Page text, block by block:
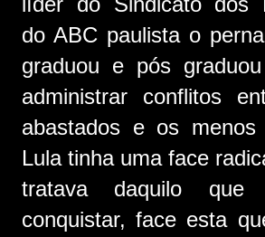
do ABC paulista o
graduou e pós
administrar conflitos
abastados e os menos
Lula tinha uma face
tratava daquilo que
conquistar, face esta